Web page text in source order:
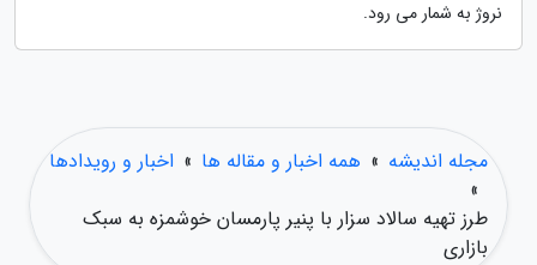
نروژ به شمار می رود.
مجله اندیشه » همه اخبار و مقاله ها » اخبار و رویدادها
»
طرز تهیه سالاد سزار با پنیر پارمسان خوشمزه به سبک
بازاری